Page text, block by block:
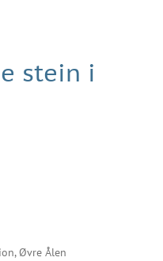
stein i
Øvre Ålen